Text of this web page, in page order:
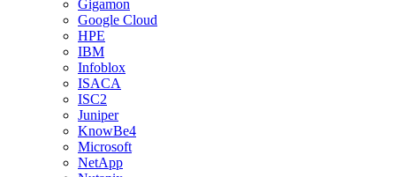
Gigamon
Google Cloud
HPE
IBM
Infoblox
ISACA
ISC2
Juniper
KnowBe4
Microsoft
NetApp